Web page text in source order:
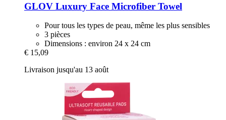
GLOV Luxury Face Microfiber Towel
Pour tous les types de peau, même les plus sensibles
3 pièces
Dimensions : environ 24 x 24 cm
€ 15,09
Livraison jusqu'au 13 août